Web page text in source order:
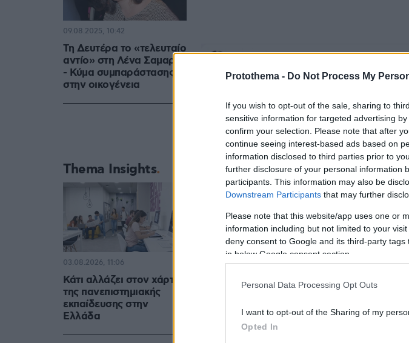
Protothema - Do Not Process My
If you wish to opt-out of the sale, sharing to
sensitive information for targeted advertising
confirm your selection. Please note that after
continue seeing interest-based ads based on
information disclosed to third parties prior to
further disclosure of your personal information
participants. This information may also be
Downstream Participants that may further
Please note that this website/app uses one or
information including but not limited to your
deny consent to Google and its third-party
in below Google consent section.
Personal Data Processing Opt Outs
I want to opt-out of the Sharing of my
Opted In
Τη Δευτέρα το «τελευταίο
αντίο» στη Λένα Σαμαρά
- Κύμα συμπαράστασης
στην οικογένεια
09.08.2025, 10:42
Thema Insights
Κάτι αλλάζει στον χάρτη
της πανεπιστημιακής
εκπαίδευσης στην
Ελλάδα
03.08.2026, 11:06